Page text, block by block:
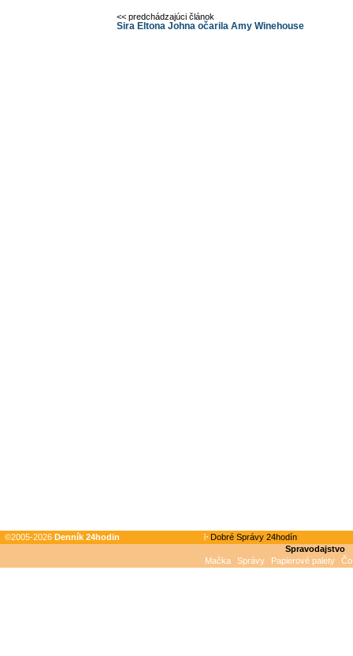
<< predchádzajúci článok
Sira Eltona Johna očarila Amy Winehouse
©2005-2026 Denník 24hodin
Dobré Správy 24hodín
Spravodajstvo
Mačka
Správy Papierové palety